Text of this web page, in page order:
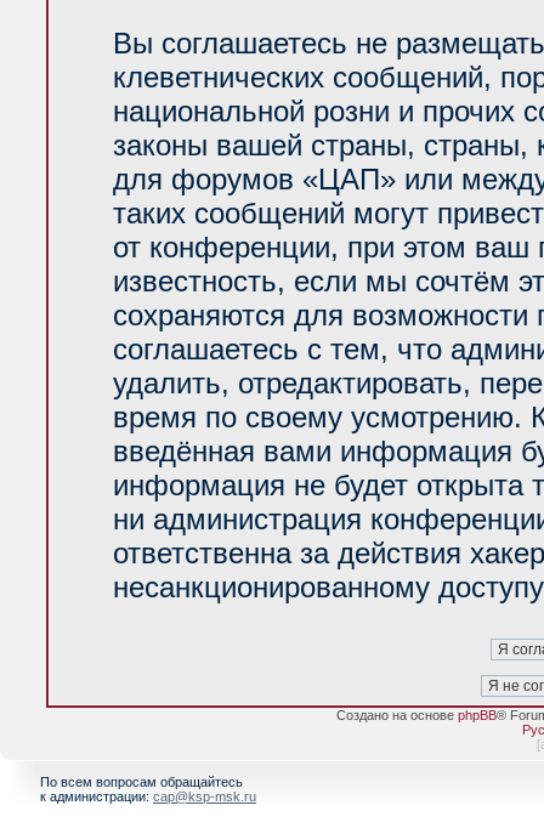
Вы соглашаетесь не
клеветнических сообщений,
национальной розни и прочих
законы вашей страны, страны,
для форумов «ЦАП» или
таких сообщений могут
от конференции, при этом ваш
известность, если мы сочтём
сохраняются для возможности
соглашаетесь с тем, что
удалить, отредактировать,
время по своему усмотрению.
введённая вами информация
информация не будет открыта
ни администрация
ответственна за действия
несанкционированному
Создано на основе phpBB®
[
По всем вопросам обращайтесь
к администрации: cap@ksp-msk.ru